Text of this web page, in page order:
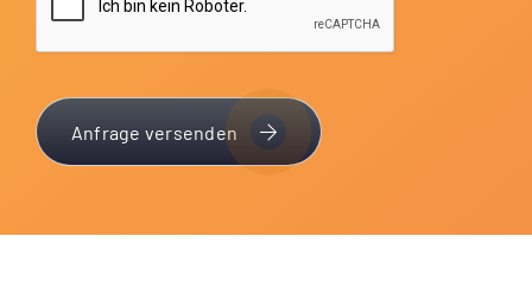
Anfrage versenden